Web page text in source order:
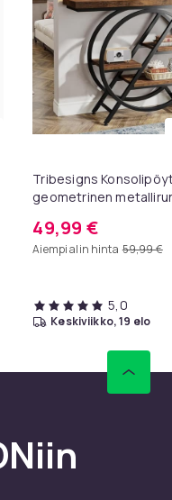
Philips
Tribesigns
geometrinen
sohvapöytä
49,99 €
Aiempi alin hinta 59,99 €
5,0
keskiviikko, 19 elo